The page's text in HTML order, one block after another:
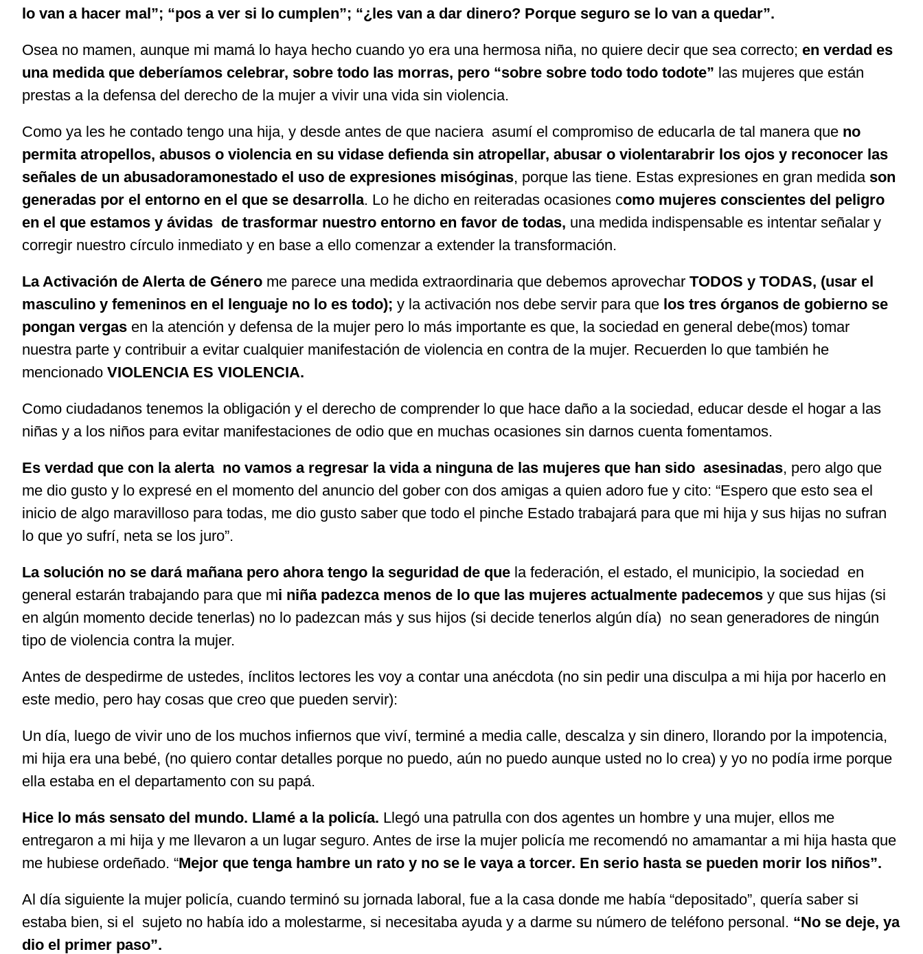
lo van a hacer mal”; “pos a ver si lo cumplen”; “¿les van a dar dinero? Porque seguro se lo van a quedar”.
Osea no mamen, aunque mi mamá lo haya hecho cuando yo era una hermosa niña, no quiere decir que sea correcto; en verdad es
una medida que deberíamos celebrar, sobre todo las morras, pero “sobre sobre todo todo todote” las mujeres que están
prestas a la defensa del derecho de la mujer a vivir una vida sin violencia.
Como ya les he contado tengo una hija, y desde antes de que naciera asumí el compromiso de educarla de tal manera que no
permita atropellos, abusos o violencia en su vidase defienda sin atropellar, abusar o violentarabrir los ojos y reconocer las
señales de un abusadoramonestado el uso de expresiones misóginas, porque las tiene. Estas expresiones en gran medida son
generadas por el entorno en el que se desarrolla. Lo he dicho en reiteradas ocasiones como mujeres conscientes del peligro
en el que estamos y ávidas de trasformar nuestro entorno en favor de todas, una medida indispensable es intentar señalar y
corregir nuestro círculo inmediato y en base a ello comenzar a extender la transformación.
La Activación de Alerta de Género me parece una medida extraordinaria que debemos aprovechar TODOS y TODAS, (usar el
masculino y femeninos en el lenguaje no lo es todo); y la activación nos debe servir para que los tres órganos de gobierno se
pongan vergas en la atención y defensa de la mujer pero lo más importante es que, la sociedad en general debe(mos) tomar
nuestra parte y contribuir a evitar cualquier manifestación de violencia en contra de la mujer. Recuerden lo que también he
mencionado VIOLENCIA ES VIOLENCIA.
Como ciudadanos tenemos la obligación y el derecho de comprender lo que hace daño a la sociedad, educar desde el hogar a las
niñas y a los niños para evitar manifestaciones de odio que en muchas ocasiones sin darnos cuenta fomentamos.
Es verdad que con la alerta no vamos a regresar la vida a ninguna de las mujeres que han sido asesinadas, pero algo que
me dio gusto y lo expresé en el momento del anuncio del gober con dos amigas a quien adoro fue y cito: “Espero que esto sea el
inicio de algo maravilloso para todas, me dio gusto saber que todo el pinche Estado trabajará para que mi hija y sus hijas no sufran
lo que yo sufrí, neta se los juro”.
La solución no se dará mañana pero ahora tengo la seguridad de que la federación, el estado, el municipio, la sociedad en
general estarán trabajando para que mi niña padezca menos de lo que las mujeres actualmente padecemos y que sus hijas (si
en algún momento decide tenerlas) no lo padezcan más y sus hijos (si decide tenerlos algún día) no sean generadores de ningún
tipo de violencia contra la mujer.
Antes de despedirme de ustedes, ínclitos lectores les voy a contar una anécdota (no sin pedir una disculpa a mi hija por hacerlo en
este medio, pero hay cosas que creo que pueden servir):
Un día, luego de vivir uno de los muchos infiernos que viví, terminé a media calle, descalza y sin dinero, llorando por la impotencia,
mi hija era una bebé, (no quiero contar detalles porque no puedo, aún no puedo aunque usted no lo crea) y yo no podía irme porque
ella estaba en el departamento con su papá.
Hice lo más sensato del mundo. Llamé a la policía. Llegó una patrulla con dos agentes un hombre y una mujer, ellos me
entregaron a mi hija y me llevaron a un lugar seguro. Antes de irse la mujer policía me recomendó no amamantar a mi hija hasta que
me hubiese ordeñado. “Mejor que tenga hambre un rato y no se le vaya a torcer. En serio hasta se pueden morir los niños”.
Al día siguiente la mujer policía, cuando terminó su jornada laboral, fue a la casa donde me había “depositado”, quería saber si
estaba bien, si el sujeto no había ido a molestarme, si necesitaba ayuda y a darme su número de teléfono personal. “No se deje, ya
dio el primer paso”.